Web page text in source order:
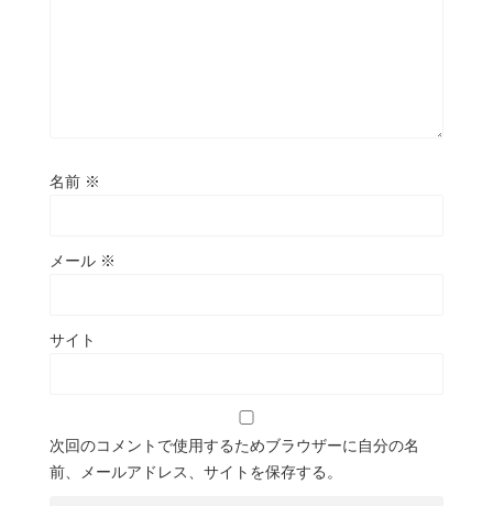
名前 ※
メール ※
サイト
次回のコメントで使用するためブラウザーに自分の名
前、メールアドレス、サイトを保存する。